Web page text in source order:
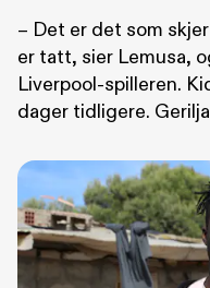
– Det er det som
er tatt, sier Lemusa,
Liverpool-spilleren.
dager tidligere.